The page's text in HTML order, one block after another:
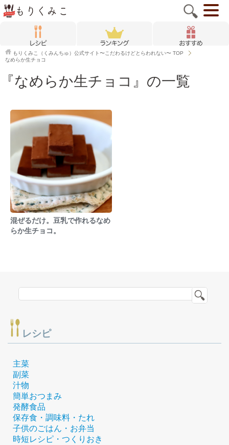
もりくみこ（くみんちゅ）公式サイト〜こだわるけどとらわれない〜 TOP
なめらか生チョコ
『なめらか生チョコ』の一覧
混ぜるだけ。豆乳で作れるなめ
らか生チョコ。
レシピ
主菜
副菜
汁物
簡単おつまみ
発酵食品
保存食・調味料・たれ
子供のごはん・お弁当
時短レシピ・つくりおき